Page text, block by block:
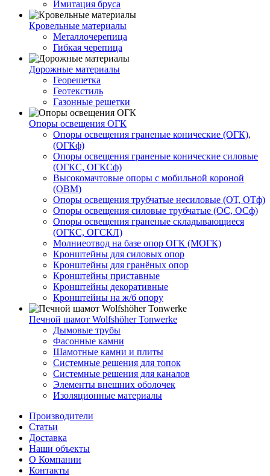
Имитация бруса
Кровельные материалы
Металлочерепица
Гибкая черепица
Дорожные материалы
Георешетка
Геотекстиль
Газонные решетки
Опоры освещения ОГК
Опоры освещения граненые конические (ОГК),
(ОГКф)
Опоры освещения граненые конические силовые
(ОГКС, ОГКСф)
Высокомачтовые опоры с мобильной короной
(ОВМ)
Опоры освещения трубчатые несиловые (ОТ, ОТф)
Опоры освещения силовые трубчатые (ОС, ОСф)
Опоры освещения граненые складывающиеся
(ОГКС, ОГСКЛ)
Молниеотвод на базе опор ОГК (МОГК)
Кронштейны для силовых опор
Кронштейны для гранёных опор
Кронштейны приставные
Кронштейны декоративные
Кронштейны на ж/б опору
Печной шамот Wolfshöher Tonwerke
Дымовые трубы
Фасонные камни
Шамотные камни и плиты
Системные решения для топок
Системные решения для каналов
Элементы внешних оболочек
Изоляционные материалы
Производители
Статьи
Доставка
Наши объекты
О Компании
Контакты